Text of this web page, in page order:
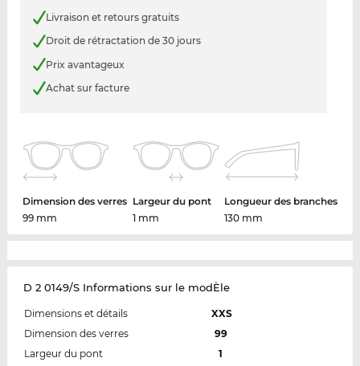
Livraison et retours gratuits
Droit de rétractation de 30 jours
Prix avantageux
Achat sur facture
Dimension des verres
99 mm
Largeur du pont
1 mm
Longueur des branches
130 mm
D 2 0149/S Informations sur le modÈle
Dimensions et détails
XXS
Dimension des verres
99
Largeur du pont
1